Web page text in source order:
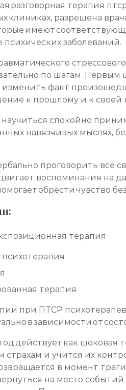
разговорная терапия
клиниках, разрешена
имеют
заболеваний.
по шагам. Первым
изменить факт
к прошлому и к
спокойно
навязчивых мыслях,
проговорить все
воспоминания на
обрести чувство
терапия
терапия
при ПТСР
в зависимости от
действует как шоковая
страхам и учится их
в момент
на место событий